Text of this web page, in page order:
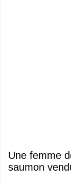
Une femme
saumon